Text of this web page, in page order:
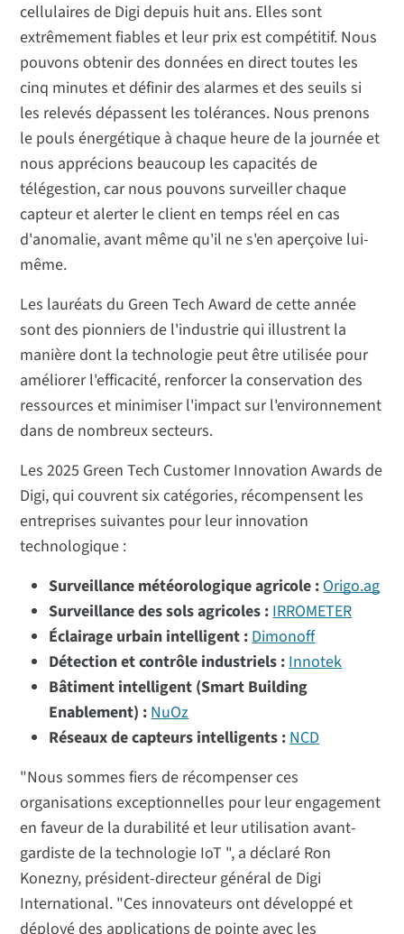
cellulaires de Digi depuis huit ans. Elles sont
extrêmement fiables et leur prix est compétitif. Nous
pouvons obtenir des données en direct toutes les
cinq minutes et définir des alarmes et des seuils si
les relevés dépassent les tolérances. Nous prenons
le pouls énergétique à chaque heure de la journée et
nous apprécions beaucoup les capacités de
télégestion, car nous pouvons surveiller chaque
capteur et alerter le client en temps réel en cas
d'anomalie, avant même qu'il ne s'en aperçoive lui-
même.
Les lauréats du Green Tech Award de cette année
sont des pionniers de l'industrie qui illustrent la
manière dont la technologie peut être utilisée pour
améliorer l'efficacité, renforcer la conservation des
ressources et minimiser l'impact sur l'environnement
dans de nombreux secteurs.
Les 2025 Green Tech Customer Innovation Awards de
Digi, qui couvrent six catégories, récompensent les
entreprises suivantes pour leur innovation
technologique :
Surveillance météorologique agricole :Origo.ag
Surveillance des sols agricoles :IRROMETER
Éclairage urbain intelligent :Dimonoff
Détection et contrôle industriels :Innotek
Bâtiment intelligent (Smart Building
Enablement) :NuOz
Réseaux de capteurs intelligents :NCD
"Nous sommes fiers de récompenser ces
organisations exceptionnelles pour leur engagement
en faveur de la durabilité et leur utilisation avant-
gardiste de la technologie IoT ", a déclaré Ron
Konezny, président-directeur général de Digi
International. "Ces innovateurs ont développé et
déployé des applications de pointe avec les